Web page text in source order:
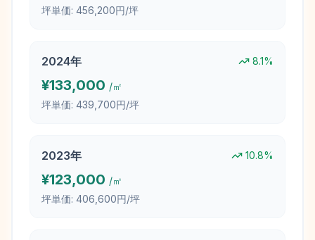
坪単価: 456,200円/坪
2024年 8.1%
¥133,000 /㎡
坪単価: 439,700円/坪
2023年 10.8%
¥123,000 /㎡
坪単価: 406,600円/坪